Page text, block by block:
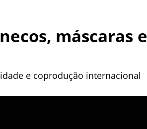
máscaras e
e coprodução internacional